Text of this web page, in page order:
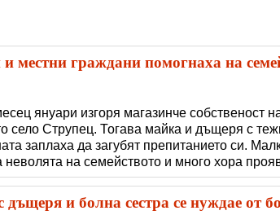
местни граждани помогнаха на
януари изгоря магазинче собственост
село Струпец. Тогава майка и дъщеря с
заплаха да загубят препитанието си.
неволята на семейството и много хора
на това семейството не е останало без
макар и малко по-раз�
дъщеря и болна сестра се нуждае от